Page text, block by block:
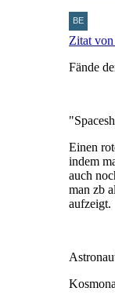
Zitat
Fände
Einen
indem
auch
man zb
aufzeigt.